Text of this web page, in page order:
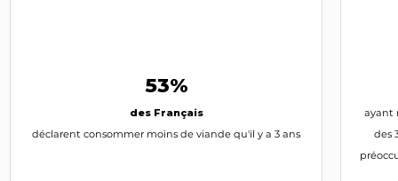
53%
des Français
déclarent consommer moins de viande qu'il y a 3 ans
ayant
des